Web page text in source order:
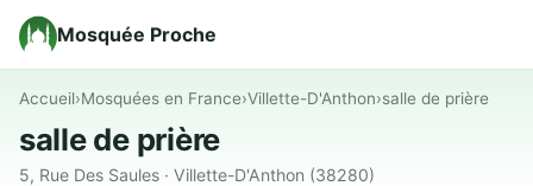
Mosquée Proche
Accueil›Mosquées en France›Villette-D'Anthon›salle de prière
salle de prière
5, Rue Des Saules · Villette-D'Anthon (38280)